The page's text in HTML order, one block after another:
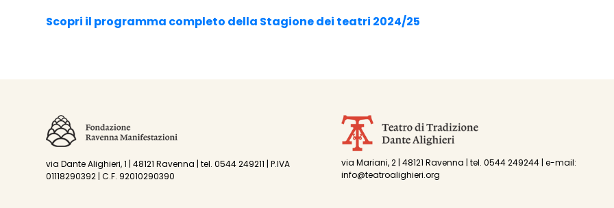
Scopri il programma completo della Stagione dei teatri 2024/25
via Dante Alighieri, 1 | 48121 Ravenna | tel. 0544 249211 | P.IVA
01118290392 | C.F. 92010290390
via Mariani, 2 | 48121 Ravenna | tel. 0544 249244 | e-mail:
info@teatroalighieri.org